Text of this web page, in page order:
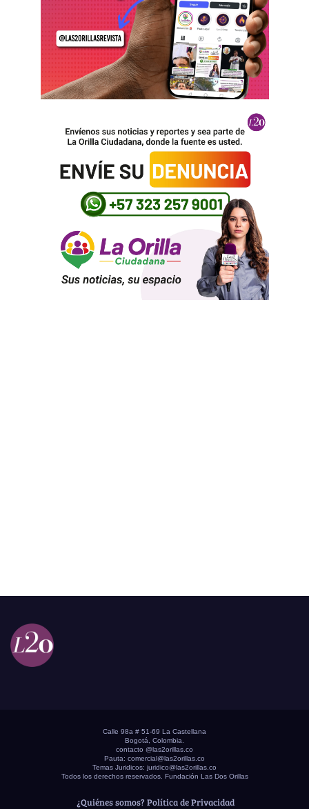
Calle 98a # 51-69 La Castellana
Bogotá, Colombia.
contacto @las2orillas.co
Pauta: comercial@las2orillas.co
Temas Juridicos: juridico@las2orillas.co
Todos los derechos reservados. Fundación Las Dos Orillas
¿Quiénes somos? Política de Privacidad